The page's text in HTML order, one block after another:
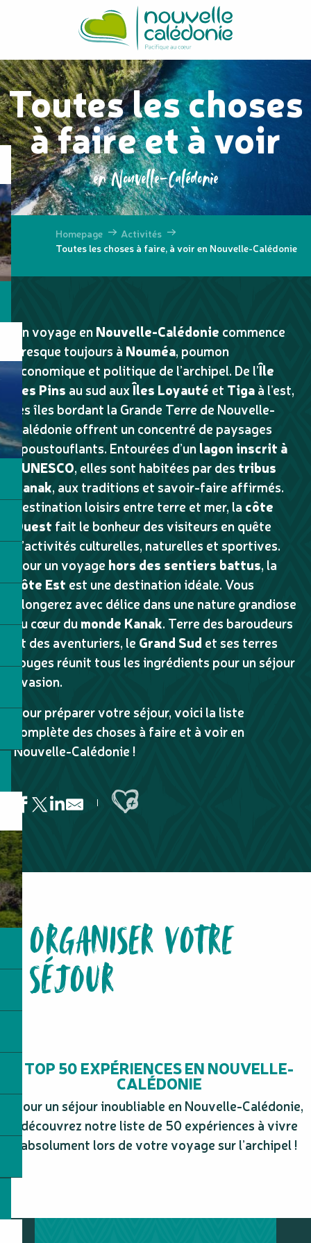
principal
Toutes les choses
à faire et à voir
en Nouvelle-Calédonie
Homepage
Activités
Toutes les choses à faire, à voir en Nouvelle-Calédonie
Un voyage enNouvelle-Calédonie commence
presque toujours à Nouméa, poumon
économique et politique de l’archipel. De l’Île
des Pins au sud auxÎles Loyauté et Tigaà l’est,
les îles bordant la Grande Terre de Nouvelle-
Calédonie offrent un concentré de paysages
époustouflants. Entourées d’unlagon inscrit à
l’UNESCO, elles sont habitées par des tribus
Kanak, aux traditions et savoir-faire affirmés.
Destination loisirs entre terre et mer, la côte
Ouest fait le bonheur des visiteurs en quête
d’activités culturelles, naturelles et sportives.
Pour un voyage hors des sentiers battus, la
côte Est est une destination idéale. Vous
plongerez avec délice dans une nature grandiose
au cœur dumonde Kanak. Terre des baroudeurs
et des aventuriers, le Grand Sud et ses terres
rouges réunit tous les ingrédients pour un séjour
évasion.
Pour préparer votre séjour, voici la liste
complète des choses à faire et à voir en
Nouvelle-Calédonie !
Ajouter aux favoris
Grotte de Pethoen
Aquarium des Lagons
Cascade de Bâ
Magenta plage
Plage de Hpédé
Chez Joss kayak
Riding NC
Tiéti Diving
ORGANISER VOTRE
SÉJOUR
TOP 50 EXPÉRIENCES EN NOUVELLE-
CALÉDONIE
Pour un séjour inoubliable en Nouvelle-Calédonie,
découvrez notre liste de 50 expériences à vivre
absolument lors de votre voyage sur l’archipel !